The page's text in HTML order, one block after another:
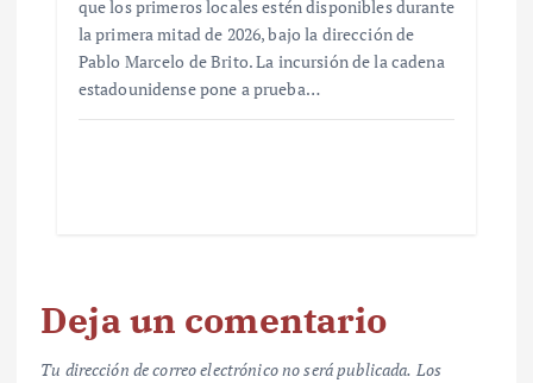
que los primeros locales estén disponibles durante
la primera mitad de 2026, bajo la dirección de
Pablo Marcelo de Brito. La incursión de la cadena
estadounidense pone a prueba…
Deja un comentario
Tu dirección de correo electrónico no será publicada. Los